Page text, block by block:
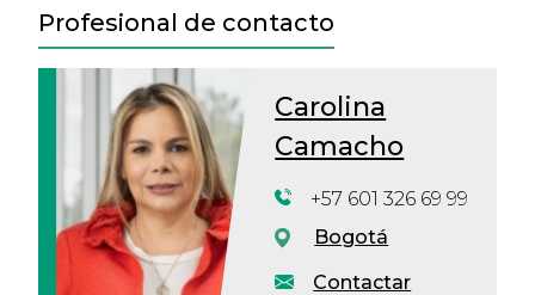
Profesional de contacto
Carolina
Camacho
Contactar
+57 601 326 69 99
Bogotá